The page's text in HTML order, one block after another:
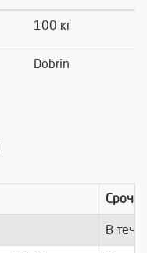
100 кг
Dobrin
В